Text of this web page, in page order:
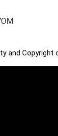
and Copyright